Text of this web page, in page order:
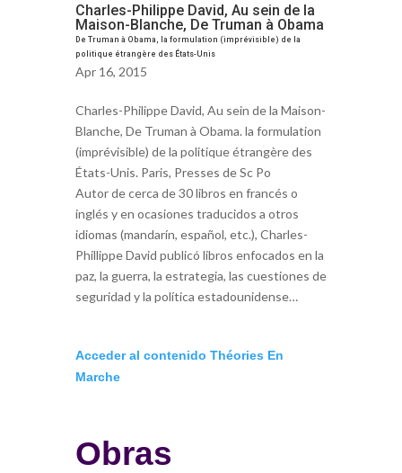
Charles-Philippe David, Au sein de la
Maison-Blanche, De Truman à Obama
De Truman à Obama, la formulation (imprévisible) de la
politique étrangère des États-Unis
Apr 16, 2015
Charles-Philippe David, Au sein de la Maison-
Blanche, De Truman à Obama. la formulation
(imprévisible) de la politique étrangère des
États-Unis. Paris, Presses de Sc Po
Autor de cerca de 30 libros en francés o
inglés y en ocasiones traducidos a otros
idiomas (mandarín, español, etc.), Charles-
Phillippe David publicó libros enfocados en la
paz, la guerra, la estrategia, las cuestiones de
seguridad y la política estadounidense…
Acceder al contenido Théories En
Marche
Obras